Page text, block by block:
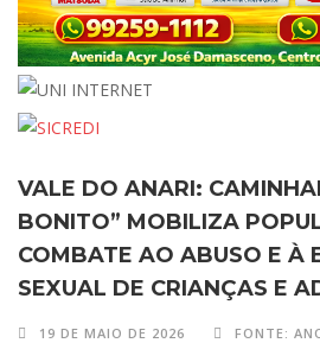
VALE DO ANARI:
BONITO” MOBILIZA
COMBATE AO ABUSO E À
SEXUAL DE CRIANÇAS E
19 DE MAIO DE 2026 FONTE: